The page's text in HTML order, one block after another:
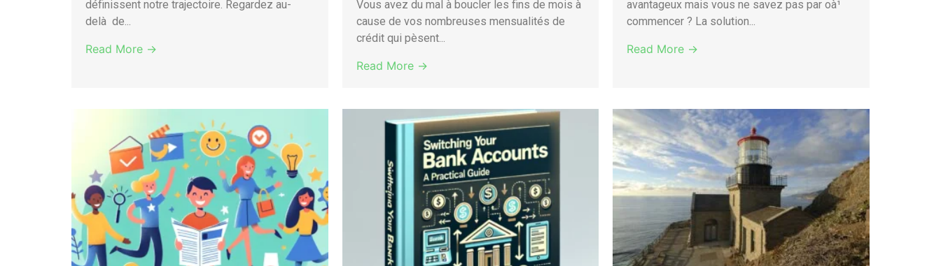
définissent notre trajectoire. Regardez au-
delà de...
Read More →
Vous avez du mal à boucler les fins de mois à
cause de vos nombreuses mensualités de
crédit qui pèsent...
Read More →
avantageux mais vous ne savez pas par oà¹
commencer ? La solution...
Read More →